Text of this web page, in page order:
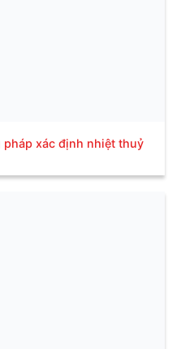
xác định nhiệt thuỷ